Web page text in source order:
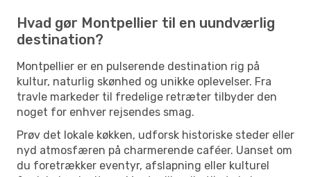
Hvad gør Montpellier til en uundværlig
destination?
Montpellier er en pulserende destination rig på
kultur, naturlig skønhed og unikke oplevelser. Fra
travle markeder til fredelige retræter tilbyder den
noget for enhver rejsendes smag.
Prøv det lokale køkken, udforsk historiske steder eller
nyd atmosfæren på charmerende caféer. Uanset om
du foretrækker eventyr, afslapning eller kulturel